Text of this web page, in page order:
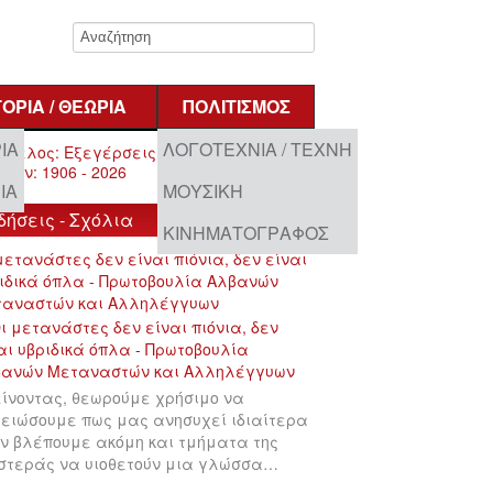
/ ΘΕΩΡΊΑ
ΠΟΛΙΤΙΣΜΌΣ
ΛΟΓΟΤΕΧΝΊΑ / ΤΈΧΝΗ
ΜΟΥΣΙΚΉ
ΚΙΝΗΜΑΤΟΓΡΆΦΟΣ
- Σχόλια
δεν είναι πιόνια, δεν είναι
όπλα - Πρωτοβουλία Αλβανών
και Αλληλέγγυων
θεωρούμε χρήσιμο να
πως μας ανησυχεί ιδιαίτερα
βλέπουμε ακόμη και τμήματα της
να υιοθετούν μια γλώσσα…